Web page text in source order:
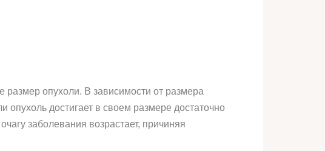
размер опухоли. В зависимости от размера
достигает в своем размере достаточно
заболевания возрастает, причиняя